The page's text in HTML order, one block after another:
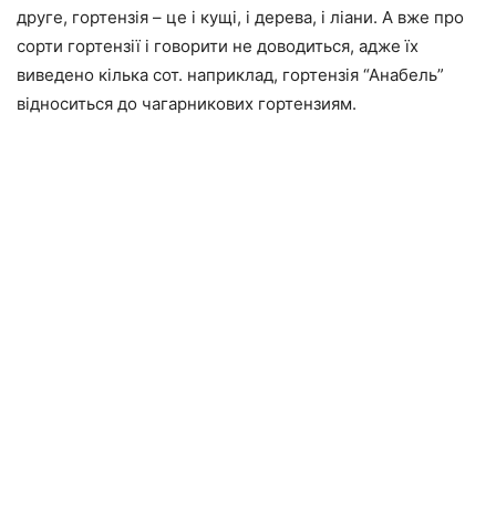
друге, гортензія – це і кущі, і дерева, і ліани. А вже про
сорти гортензії і говорити не доводиться, адже їх
виведено кілька сот. наприклад, гортензія “Анабель”
відноситься до чагарникових гортензиям.